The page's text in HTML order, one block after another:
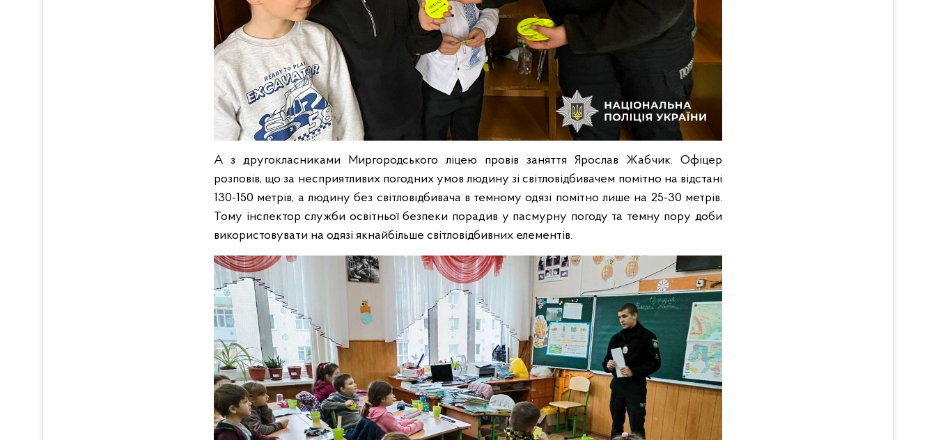
А з другокласниками Миргородського ліцею провів заняття Ярослав Жабчик. Офіцер
розповів, що за несприятливих погодних умов людину зі світловідбивачем помітно на відстані
130-150 метрів, а людину без світловідбивача в темному одязі помітно лише на 25-30 метрів.
Тому інспектор служби освітньої безпеки порадив у пасмурну погоду та темну пору доби
використовувати на одязі якнайбільше світловідбивних елементів.